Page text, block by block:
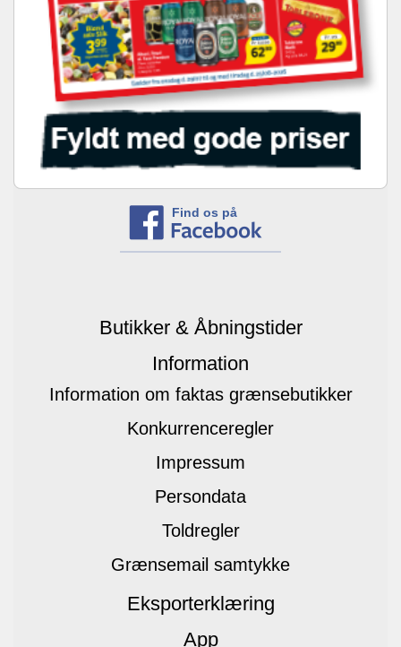
Find os på
Butikker & Åbningstider
Information
Information om faktas grænsebutikker
Konkurrenceregler
Impressum
Persondata
Toldregler
Grænsemail samtykke
Eksporterklæring
App